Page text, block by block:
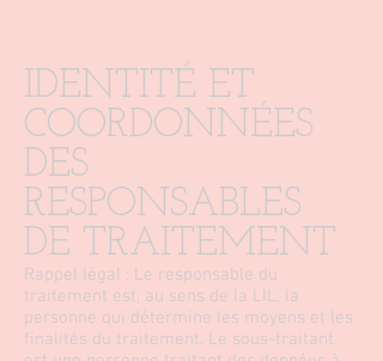
IDENTITÉ ET
COORDONNÉES
DES
RESPONSABLES
DE TRAITEMENT
Rappel légal : Le responsable du
traitement est, au sens de la LIL, la
personne qui détermine les moyens et les
finalités du traitement. Le sous-traitant